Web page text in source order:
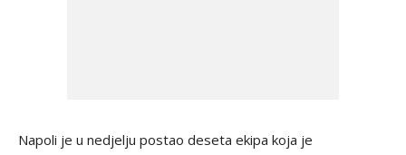
Napoli je u nedjelju postao deseta ekipa koja je